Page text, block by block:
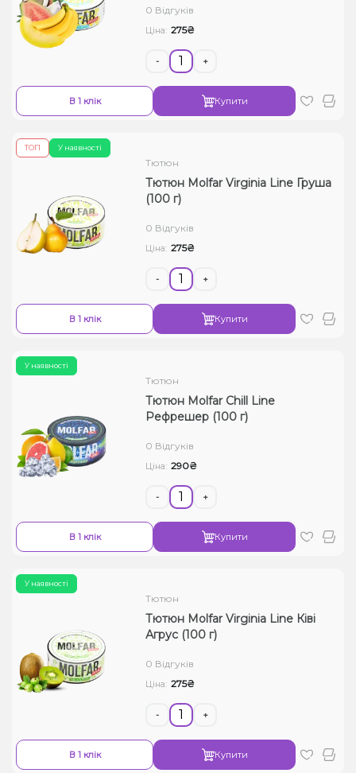
0 Відгуків
Ціна: 275₴
- +
В 1 клік Купити
У наявності
ТОП
Тютюн
Тютюн Molfar Virginia Line Груша
(100 г)
0 Відгуків
Ціна: 275₴
- +
В 1 клік Купити
У наявності
Тютюн
Тютюн Molfar Chill Line
Рефрешер (100 г)
0 Відгуків
Ціна: 290₴
- +
В 1 клік Купити
У наявності
Тютюн
Тютюн Molfar Virginia Line Ківі
Агрус (100 г)
0 Відгуків
Ціна: 275₴
- +
В 1 клік Купити